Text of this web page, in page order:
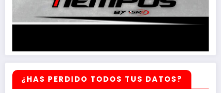
¿HAS PERDIDO TODOS TUS DATOS?